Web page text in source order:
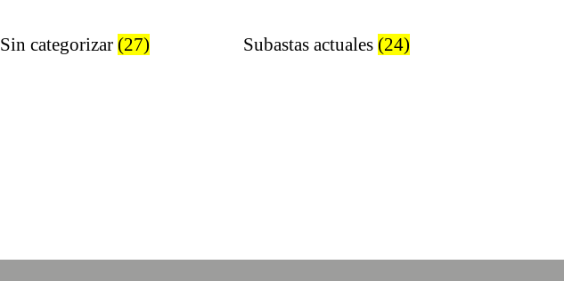
Sin categorizar (27) Subastas actuales (24)